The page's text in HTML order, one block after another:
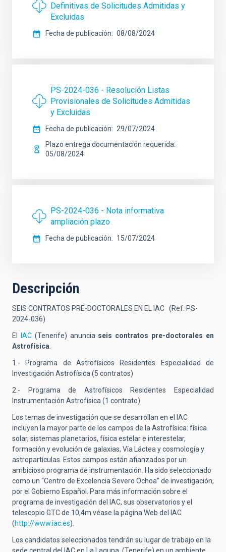
Definitivas de Solicitudes Admitidas y
Excluidas
Fecha de publicación 08/08/2024
PS-2024-036 - Resolución Listas
Provisionales de Solicitudes Admitidas
y Excluidas
Fecha de publicación
29/07/2024
Plazo entrega documentación requerida
05/08/2024
PS-2024-036 - Nota informativa
ampliación plazo
Fecha de publicación 15/07/2024
Descripción
SEIS CONTRATOS PRE-DOCTORALES EN EL IAC (Ref. PS-
2024-036)
El IAC (Tenerife) anuncia seis contratos pre-doctorales en
Astrofísica
1.- Programa de Astrofísicos Residentes Especialidad de
Investigación Astrofísica (5 contratos)
2.- Programa de Astrofísicos Residentes Especialidad
Instrumentación Astrofísica (1 contrato)
Los temas de investigación que se desarrollan en el IAC
incluyen la mayor parte de los campos de la Astrofísica: física
solar, sistemas planetarios, física estelar e interestelar,
formación y evolución de galaxias, Vía Láctea y cosmología y
astropartículas. Estos campos están afianzados por un
ambicioso programa de instrumentación. Ha sido seleccionado
como un “Centro de Excelencia Severo Ochoa” de investigación,
por el Gobierno Español. Para más información sobre el
programa de investigación del IAC, sus observatorios y el
telescopio GTC de 10,4m véase la página Web del IAC
(http://www.iac.es).
Los candidatos seleccionados tendrán su lugar de trabajo en la